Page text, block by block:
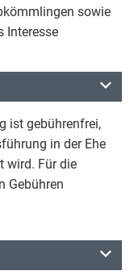
sowie
Interesse
ist gebührenfrei,
in der Ehe
wird. Für die
Gebühren